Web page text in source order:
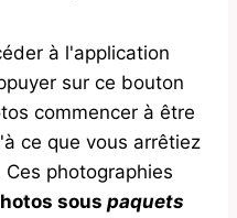
à l'application
sur ce bouton
commencer à être
ce que vous arrêtiez
photographies
sous paquets